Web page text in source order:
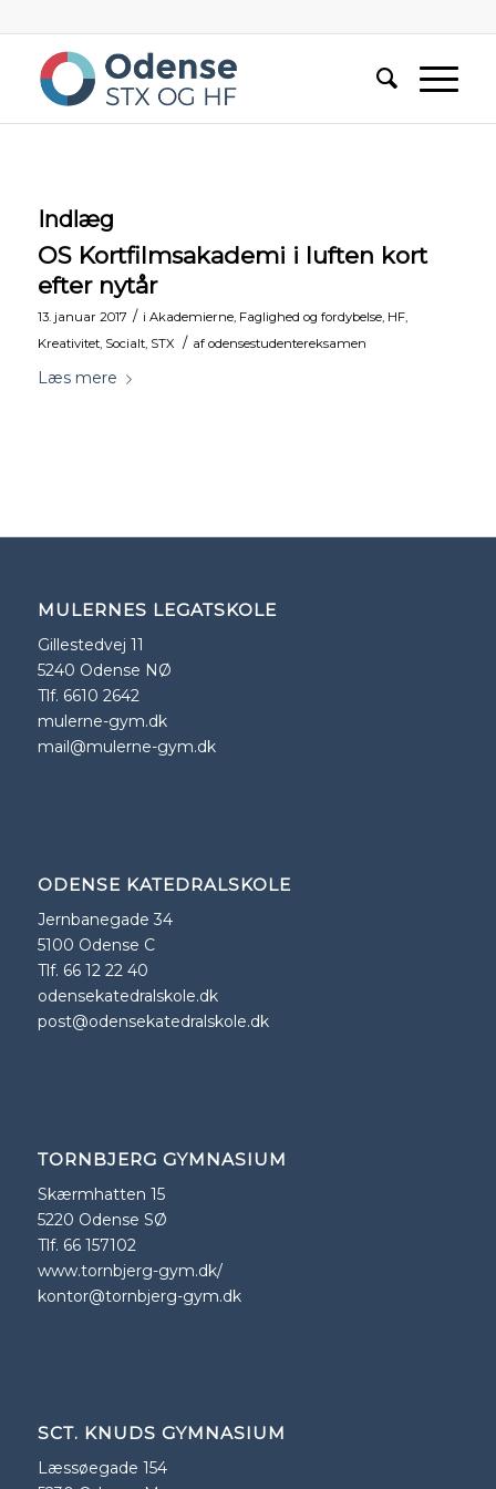
Indlæg
OS Kortfilmsakademi i luften kort
efter nytår
13. januar 2017 / i Akademierne, Faglighed og fordybelse, HF,
Kreativitet, Socialt, STX / af odensestudentereksamen
Læs mere
MULERNES LEGATSKOLE
Gillestedvej 11
5240 Odense NØ
Tlf. 6610 2642
mulerne-gym.dk
mail@mulerne-gym.dk
ODENSE KATEDRALSKOLE
Jernbanegade 34
5100 Odense C
Tlf. 66 12 22 40
odensekatedralskole.dk
post@odensekatedralskole.dk
TORNBJERG GYMNASIUM
Skærmhatten 15
5220 Odense SØ
Tlf. 66 157102
www.tornbjerg-gym.dk/
kontor@tornbjerg-gym.dk
SCT. KNUDS GYMNASIUM
Læssøegade 154